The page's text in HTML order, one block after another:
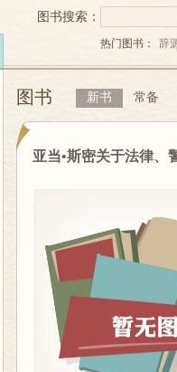
图书搜索：
热门图书： 辞
图书 新书 常备
亚当•斯密关于法律、